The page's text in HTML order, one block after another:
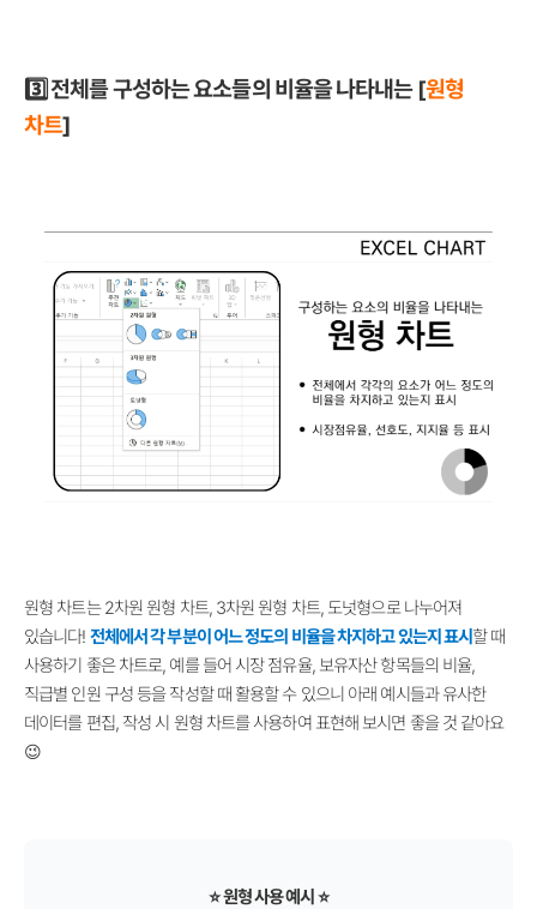
3️⃣ 전체를 구성하는 요소들의 비율을 나타내는 [원형
차트]
원형 차트는 2차원 원형 차트, 3차원 원형 차트, 도넛형으로 나누어져
있습니다! 전체에서 각 부분이 어느 정도의 비율을 차지하고 있는지 표시 할 때
사용하기 좋은 차트로, 예를 들어 시장 점유율, 보유자산 항목들의 비율,
직급별 인원 구성 등을 작성할 때 활용할 수 있으니 아래 예시들과 유사한
데이터를 편집, 작성 시 원형 차트를 사용하여 표현해 보시면 좋을 것 같아요
😉
⭐ 원형 사용 예시 ⭐